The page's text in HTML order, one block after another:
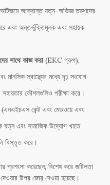
অটিজমে আক্রান্ত যত্ন-অভিজ্ঞ তরুণদের
এবং অন্তর্ভুক্তিমূলক এবং সহায়ক
সাথে কাজ করা(EKC গ্রুপ),
মানসিক স্বাস্থ্যের মধ্যে দৃঢ় সংযোগ
সহায়তার কৌশলগুলিও পরীক্ষা করে।
(এনএইচএস কেন্ট এবং মেডওয়ে এবং
যত্ন এবং সামাজিক উদ্যোগ খাতে
বিস্তৃত করে।
প্রশংসা করেছেন, বিশেষ করে জটিলতা
উপর জোর দেওয়া হয়েছে।